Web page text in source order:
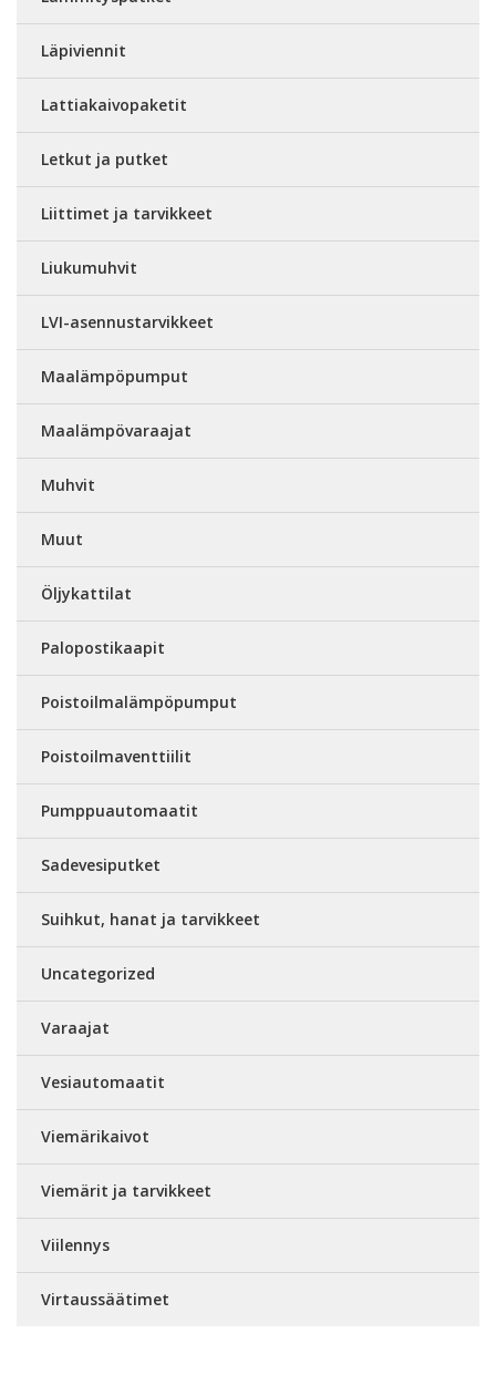
Läpiviennit
Lattiakaivopaketit
Letkut ja putket
Liittimet ja tarvikkeet
Liukumuhvit
LVI-asennustarvikkeet
Maalämpöpumput
Maalämpövaraajat
Muhvit
Muut
Öljykattilat
Palopostikaapit
Poistoilmalämpöpumput
Poistoilmaventtiilit
Pumppuautomaatit
Sadevesiputket
Suihkut, hanat ja tarvikkeet
Uncategorized
Varaajat
Vesiautomaatit
Viemärikaivot
Viemärit ja tarvikkeet
Viilennys
Virtaussäätimet